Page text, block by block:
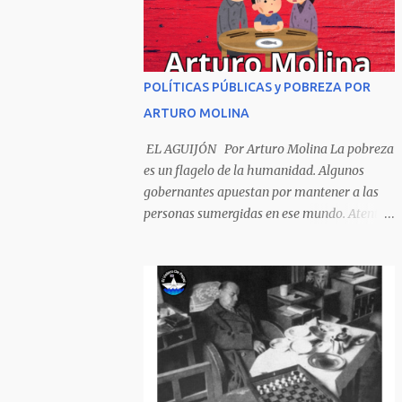
Sombrero encintado y chupa de boda. -
¡Muchacho, no salgas!- le grita mamá pero
él hace un gesto y orondo se va. Halló en el
camino, a un ratón vecino Y le dijo: -¡amigo!-
venga usted conmigo, Visitemos juntos a
doña ratona Y habrá francachela y habrá
comilona. A poco llegaron, y avanza ratón,
Estírase el cuello, coge el aldabón, Da dos o
tres golpes, preguntan: ¿quién es? -Yo doña
ratona, beso a usted los pies ¿Está usted en
algodón, pero eso no importa; bienvenidos
son. Se hicieron la venia, se dieron la mano, Y
dice Rat...
POLÍTICAS PÚBLICAS y POBREZA POR
ARTURO MOLINA
EL AGUIJÓN Por Arturo Molina La pobreza
es un flagelo de la humanidad. Algunos
gobernantes apuestan por mantener a las
personas sumergidas en ese mundo. Atentan
elude la política pública que cimiente las
bases para minimizar el impacto negativo
en el desarrollo de los países. Desarrollados,
sub desarrollados, atrasados y como se les
quiera llamar, son parte de un escenario
donde se conjuga el poder y el control en